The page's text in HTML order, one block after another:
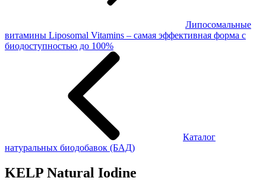
Липосомальные
витамины Liposomal Vitamins – самая эффективная форма с
биодоступностью до 100%
Каталог
натуральных биодобавок (БАД)
KELP Natural Iodine